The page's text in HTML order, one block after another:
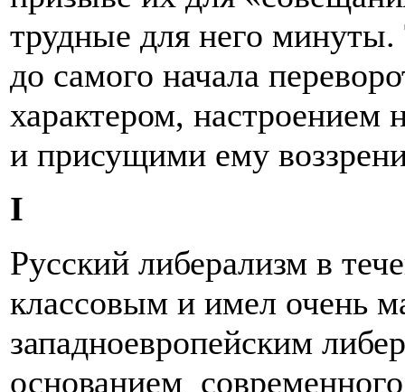
трудные для него минуты.
до самого начала
характером, настроением
и присущими ему
I
Русский либерализм в
классовым и имел очень
западноевропейским
основанием